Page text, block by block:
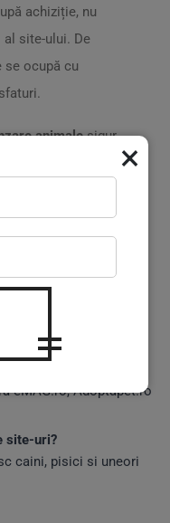
achiziție, nu
site-ului. De
se ocupă cu
animalesigur,
contactați-
în acest
să găsești tot ce
site-urile de
eMAG.ro, Adoptapet.ro
site-uri?
caini, pisici si uneori
×